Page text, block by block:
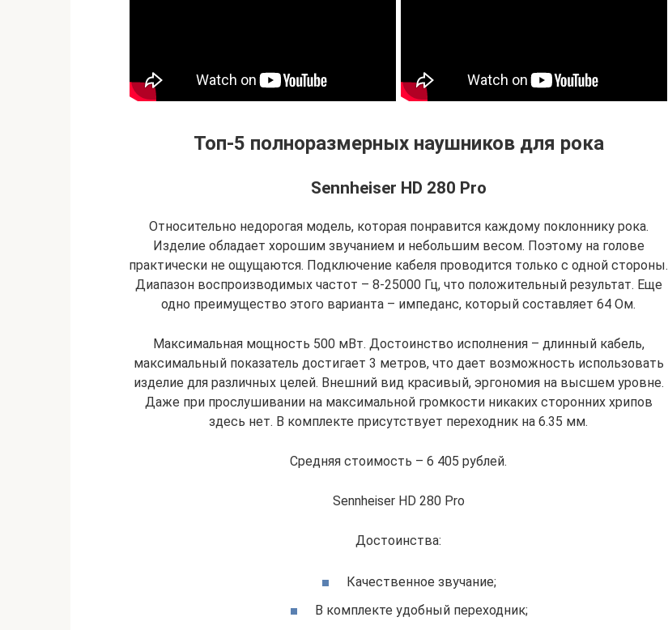
Топ-5 полноразмерных наушников для рока
Sennheiser HD 280 Pro
Относительно недорогая модель, которая понравится каждому поклоннику рока.
Изделие обладает хорошим звучанием и небольшим весом. Поэтому на голове
практически не ощущаются. Подключение кабеля проводится только с одной стороны.
Диапазон воспроизводимых частот – 8-25000 Гц, что положительный результат. Еще
одно преимущество этого варианта – импеданс, который составляет 64 Ом.
Максимальная мощность 500 мВт. Достоинство исполнения – длинный кабель,
максимальный показатель достигает 3 метров, что дает возможность использовать
изделие для различных целей. Внешний вид красивый, эргономия на высшем уровне.
Даже при прослушивании на максимальной громкости никаких сторонних хрипов
здесь нет. В комплекте присутствует переходник на 6.35 мм.
Средняя стоимость – 6 405 рублей.
Sennheiser HD 280 Pro
Достоинства:
Качественное звучание;
В комплекте удобный переходник;